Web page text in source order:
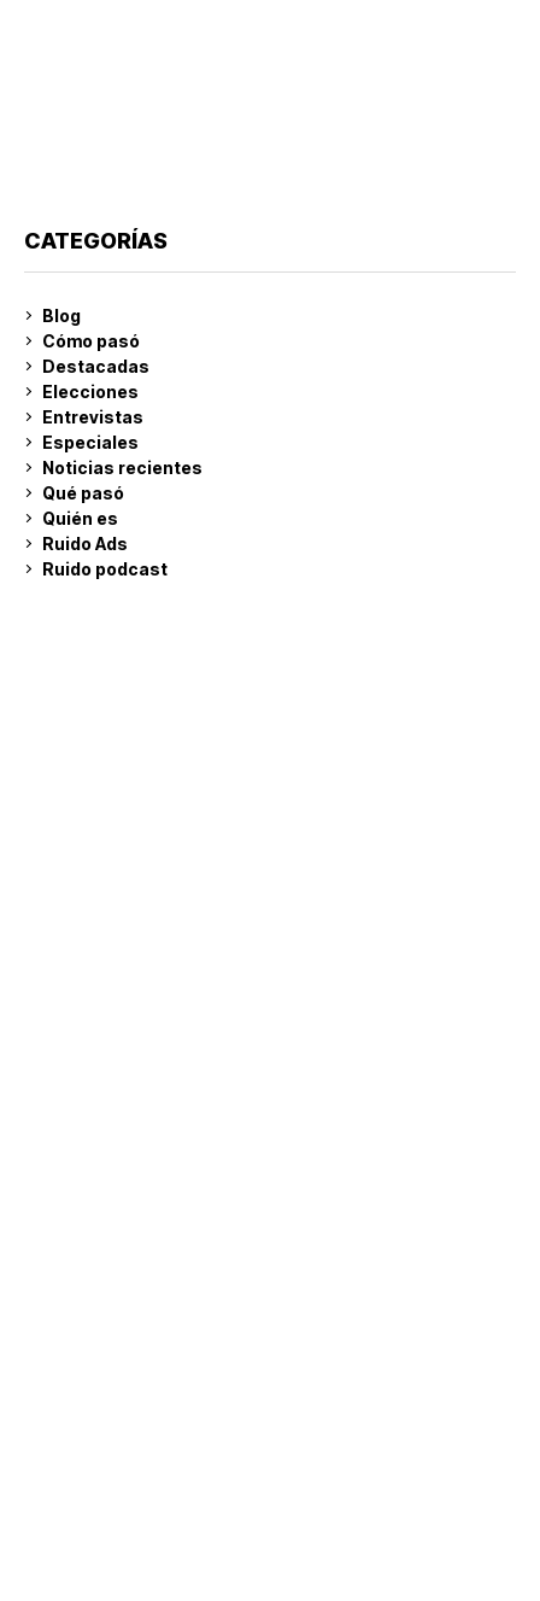
CATEGORÍAS
Blog
Cómo pasó
Destacadas
Elecciones
Entrevistas
Especiales
Noticias recientes
Qué pasó
Quién es
Ruido Ads
Ruido podcast